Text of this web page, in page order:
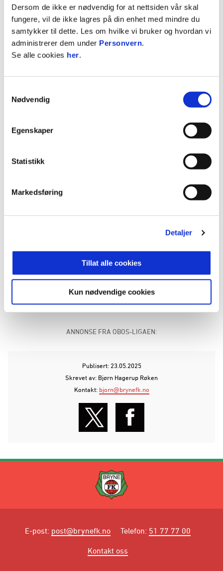
Dersom de ikke er nødvendig for at nettsiden vår skal
fungere, vil de ikke lagres på din enhet med mindre du
samtykker til dette. Les om hvilke vi bruker og hvordan vi
administrerer dem under Personvern.
Se alle cookies her.
Nødvendig
Egenskaper
Statistikk
Markedsføring
Detaljer
Tillat alle cookies
Kun nødvendige cookies
Jens Budsberg kommer for å underholde og det
er gratis inngang. Været er med oss og det blir et
Kjøp billett til kampen her
Vi rigger opp til fest før kampen mot Fredrikstad.
ANNONSE FRA OBOS-LIGAEN:
Publisert: 23.05.2025
Skrevet av: Bjørn Hagerup Røken
Kontakt: bjorn@brynefk.no
E-post: post@brynefk.no Telefon: 51 77 77 00
Kontakt oss